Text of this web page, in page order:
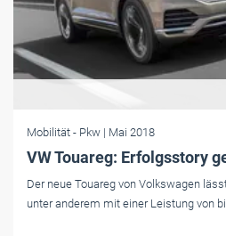
Mobilität - Pkw | Mai 2018
VW Touareg: Erfolgsstory
Der neue Touareg von Volkswagen
unter anderem mit einer Leistung von